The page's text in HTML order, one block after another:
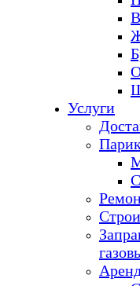
Услуги